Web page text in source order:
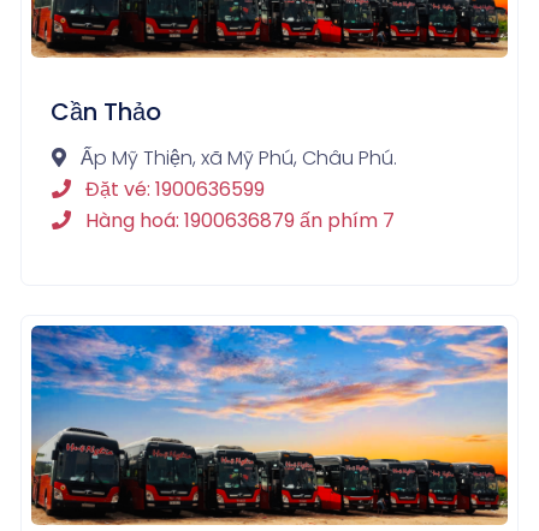
Cần Thảo
Ấp Mỹ Thiện, xã Mỹ Phú, Châu Phú.
Đặt vé: 1900636599
Hàng hoá: 1900636879 ấn phím 7